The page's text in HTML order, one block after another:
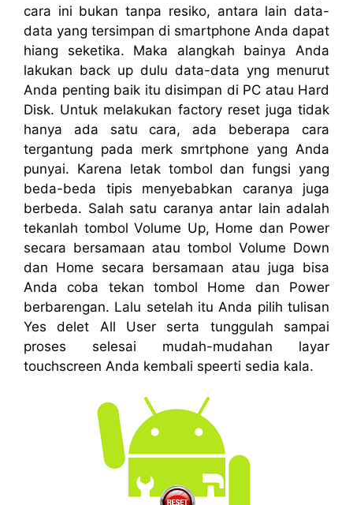
cara ini bukan tanpa resiko, antara lain data-
data yang tersimpan di smartphone Anda dapat
hiang seketika. Maka alangkah bainya Anda
lakukan back up dulu data-data yng menurut
Anda penting baik itu disimpan di PC atau Hard
Disk. Untuk melakukan factory reset juga tidak
hanya ada satu cara, ada beberapa cara
tergantung pada merk smrtphone yang Anda
punyai. Karena letak tombol dan fungsi yang
beda-beda tipis menyebabkan caranya juga
berbeda. Salah satu caranya antar lain adalah
tekanlah tombol Volume Up, Home dan Power
secara bersamaan atau tombol Volume Down
dan Home secara bersamaan atau juga bisa
Anda coba tekan tombol Home dan Power
berbarengan. Lalu setelah itu Anda pilih tulisan
Yes delet All User serta tunggulah sampai
proses selesai mudah-mudahan layar
touchscreen Anda kembali speerti sedia kala.